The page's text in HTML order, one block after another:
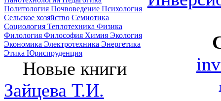
Политология Почвоведение Психология
Сельское хозяйство Семиотика
Социология Теплотехника Физика
Филология Философия Химия Экология
Экономика Электротехника Энергетика
Этика Юриспруденция
Новые книги
Зайцева Т.И.